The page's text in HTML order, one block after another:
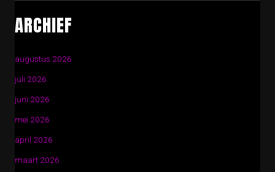
ARCHIEF
augustus 2026
juli 2026
juni 2026
mei 2026
april 2026
maart 2026